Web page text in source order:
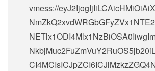
vmess://